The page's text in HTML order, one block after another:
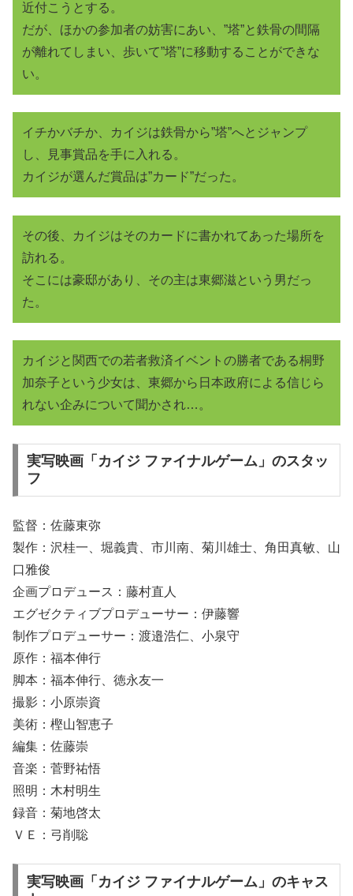
近付こうとする。
だが、ほかの参加者の妨害にあい、”塔”と鉄骨の間隔
が離れてしまい、歩いて”塔”に移動することができな
い。
イチかバチか、カイジは鉄骨から”塔”へとジャンプ
し、見事賞品を手に入れる。
カイジが選んだ賞品は”カード”だった。
その後、カイジはそのカードに書かれてあった場所を
訪れる。
そこには豪邸があり、その主は東郷滋という男だっ
た。
カイジと関西での若者救済イベントの勝者である桐野
加奈子という少女は、東郷から日本政府による信じら
れない企みについて聞かされ…。
実写映画「カイジ ファイナルゲーム」のスタッ
フ
監督：佐藤東弥
製作：沢桂一、堀義貴、市川南、菊川雄士、角田真敏、山
口雅俊
企画プロデュース：藤村直人
エグゼクティブプロデューサー：伊藤響
制作プロデューサー：渡邉浩仁、小泉守
原作：福本伸行
脚本：福本伸行、徳永友一
撮影：小原崇資
美術：樫山智恵子
編集：佐藤崇
音楽：菅野祐悟
照明：木村明生
録音：菊地啓太
ＶＥ：弓削聡
実写映画「カイジ ファイナルゲーム」のキャス